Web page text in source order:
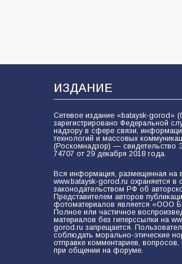
мобилизации — это
81 02.08.2026
ИЗДАНИЕ
Сетевое издание «bataysk-gorod»
зарегистрировано Федеральной
надзору в сфере связи,
технологий и массовых
(Роскомнадзор) —
74707 от 29 декабря 2018 года.
Вся информация, размещенная на
www.bataysk-gorod.ru охраняется в
законодательством РФ об
Представителем авторов
фотоматериалов является «ООО
Полное или частичное
материалов без гиперссылки на
gorod.ru запрещается.
соблюдать морально-этические
отправке комментариев,
при общении на форуме.